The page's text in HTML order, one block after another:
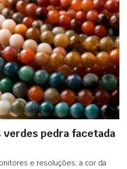
pedra facetada
e resoluções, a cor da